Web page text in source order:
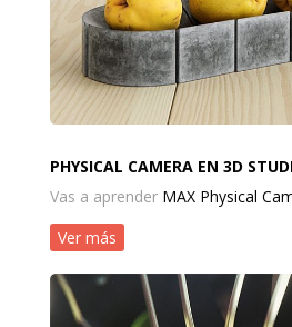
PHYSICAL CAMERA EN 3D
Vas a aprender MAX Physical
Ver más